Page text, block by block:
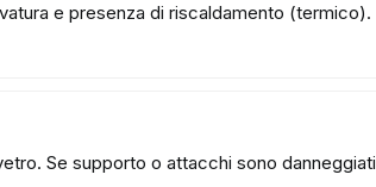
e presenza di riscaldamento (termico).
Se supporto o attacchi sono danneggiati